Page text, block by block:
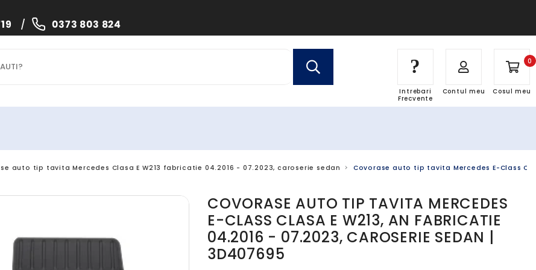
/ 0373 803 824
0
Cosul meu
Contul meu
?
Intrebari
Frecvente
auto tip tavita Mercedes Clasa E W213 fabricatie 04.2016 - 07.2023, caroserie sedan Covorase auto tip tavita Mercedes E-Class
COVORASE AUTO TIP TAVITA MERCEDES
E-CLASS CLASA E W213, AN FABRICATIE
04.2016 - 07.2023, CAROSERIE SEDAN |
3D407695